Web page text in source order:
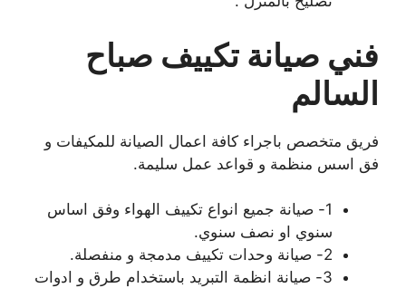
فني صيانة تكييف صباح
السالم
فريق متخصص باجراء كافة اعمال الصيانة للمكيفات و
فق اسس منظمة و قواعد عمل سليمة.
1- صيانة جميع انواع تكييف الهواء وفق اساس
سنوي او نصف سنوي.
2- صيانة وحدات تكييف مدمجة و منفصلة.
3- صيانة انظمة التبريد باستخدام طرق و ادوات